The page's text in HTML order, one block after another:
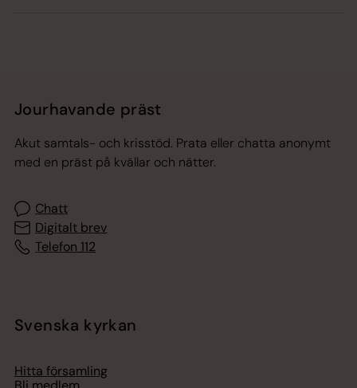
Jourhavande präst
Akut samtals- och krisstöd. Prata eller chatta anonymt
med en präst på kvällar och nätter.
Chatt
Digitalt brev
Telefon 112
Svenska kyrkan
Hitta församling